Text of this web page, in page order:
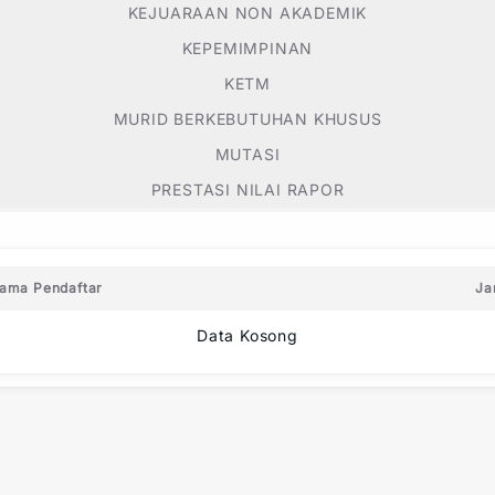
KEJUARAAN NON AKADEMIK
KEPEMIMPINAN
KETM
MURID BERKEBUTUHAN KHUSUS
MUTASI
PRESTASI NILAI RAPOR
Pendaftar
Data Kosong